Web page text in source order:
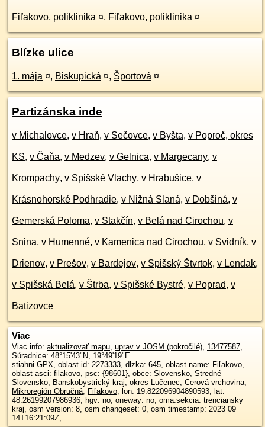
Fiľakovo, poliklinika ¤, Fiľakovo, poliklinika ¤
Blízke ulice
1. mája ¤, Biskupická ¤, Športová ¤
Partizánska inde
v Michalovce, v Hraň, v Sečovce, v Byšta, v Poproč, okres
KS, v Čaňa, v Medzev, v Gelnica, v Margecany, v
Krompachy, v Spišské Vlachy, v Hrabušice, v
Krásnohorské Podhradie, v Nižná Slaná, v Dobšiná, v
Gemerská Poloma, v Stakčín, v Belá nad Cirochou, v
Snina, v Humenné, v Kamenica nad Cirochou, v Svidník, v
Drienov, v Prešov, v Bardejov, v Spišský Štvrtok, v Lendak,
v Spišská Belá, v Štrba, v Spišské Bystré, v Poprad, v
Batizovce
Viac
Viac info: aktualizovať mapu, uprav v JOSM (pokročilé), 13477587,
Súradnice: 48°15'43"N, 19°49'19"E
stiahni GPX, oblast id: 2273333, dlzka: 645, oblast name: Fiľakovo,
oblast asci: filakovo, psc: {98601}, obce: Slovensko, Stredné
Slovensko, Banskobystrický kraj, okres Lučenec, Cerová vrchovina,
Mikroregión Obručná, Fiľakovo, lon: 19.822096904890593, lat:
48.26199207986936, hgv: no, oneway: no, oma:sekcia: trenciansky
kraj, osm version: 8, osm changeset: 0, osm timestamp: 2023 09
14T16:21:09Z,